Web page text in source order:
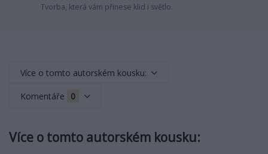
Tvorba, která vám přinese klid i světlo.
Více o tomto autorském kousku:
Komentáře 0
Více o tomto autorském kousku: